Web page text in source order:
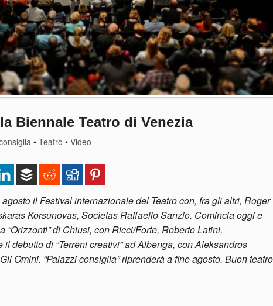
Biennale Teatro di Venezia
•Teatro •Video
il Festival internazionale del Teatro con, fra gli altri, Roger
Korsunovas, Socìetas Raffaello Sanzio. Comincia oggi e
“Orizzonti” di Chiusi, con Ricci/Forte, Roberto Latini,
debutto di “Terreni creativi” ad Albenga, con Aleksandros
Omini. “Palazzi consiglia” riprenderà a fine agosto. Buon